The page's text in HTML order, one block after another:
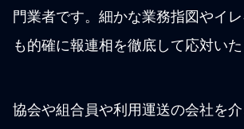
門業者です。細かな業務指図やイ
も的確に報連相を徹底して応対いた
協会や組合員や利用運送の会社を